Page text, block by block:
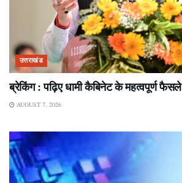
उत्तराखंड
ब्रेकिंग : पढ़िए धामी कैबिनेट के महत्वपूर्ण फैसले
AUGUST 7, 2026